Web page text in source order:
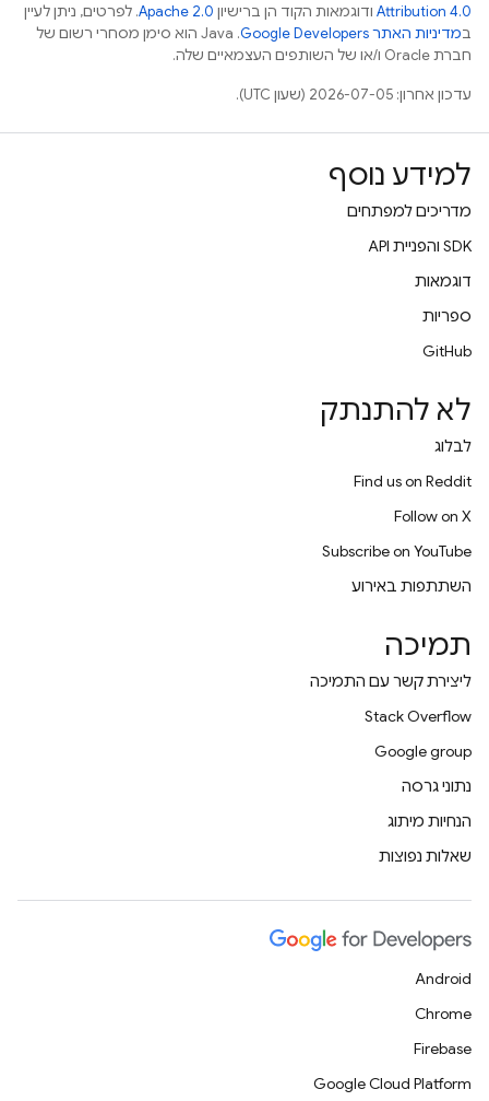
Attribution 4.0 ודוגמאות הקוד הן ברישיון Apache 2.0. לפרטים, ניתן לעיין
במדיניות האתר Google Developers‏
.‏ Java הוא סימן מסחרי רשום של
חברת Oracle ו/או של השותפים העצמאיים שלה.
עדכון אחרון: 2026-07-05 (שעון UTC).
למידע נוסף
מדריכים למפתחים
‫SDK והפניית API
דוגמאות
ספריות
GitHub
לא להתנתק
לבלוג
Find us on Reddit
Follow on X
Subscribe on YouTube
השתתפות באירוע
תמיכה
ליצירת קשר עם התמיכה
Stack Overflow
Google group
נתוני גרסה
הנחיות מיתוג
שאלות נפוצות
Android
Chrome
Firebase
Google Cloud Platform